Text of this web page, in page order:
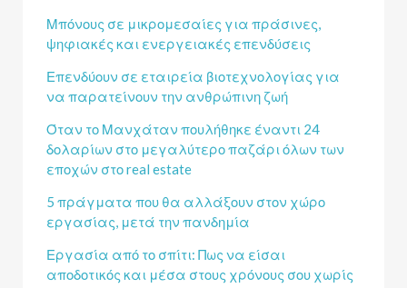
Μπόνους σε μικρομεσαίες για πράσινες,
ψηφιακές και ενεργειακές επενδύσεις
Επενδύουν σε εταιρεία βιοτεχνολογίας για
να παρατείνουν την ανθρώπινη ζωή
Όταν το Μανχάταν πουλήθηκε έναντι 24
δολαρίων στο μεγαλύτερο παζάρι όλων των
εποχών στο real estate
5 πράγματα που θα αλλάξουν στον χώρο
εργασίας, μετά την πανδημία
Εργασία από το σπίτι: Πως να είσαι
αποδοτικός και μέσα στους χρόνους σου χωρίς